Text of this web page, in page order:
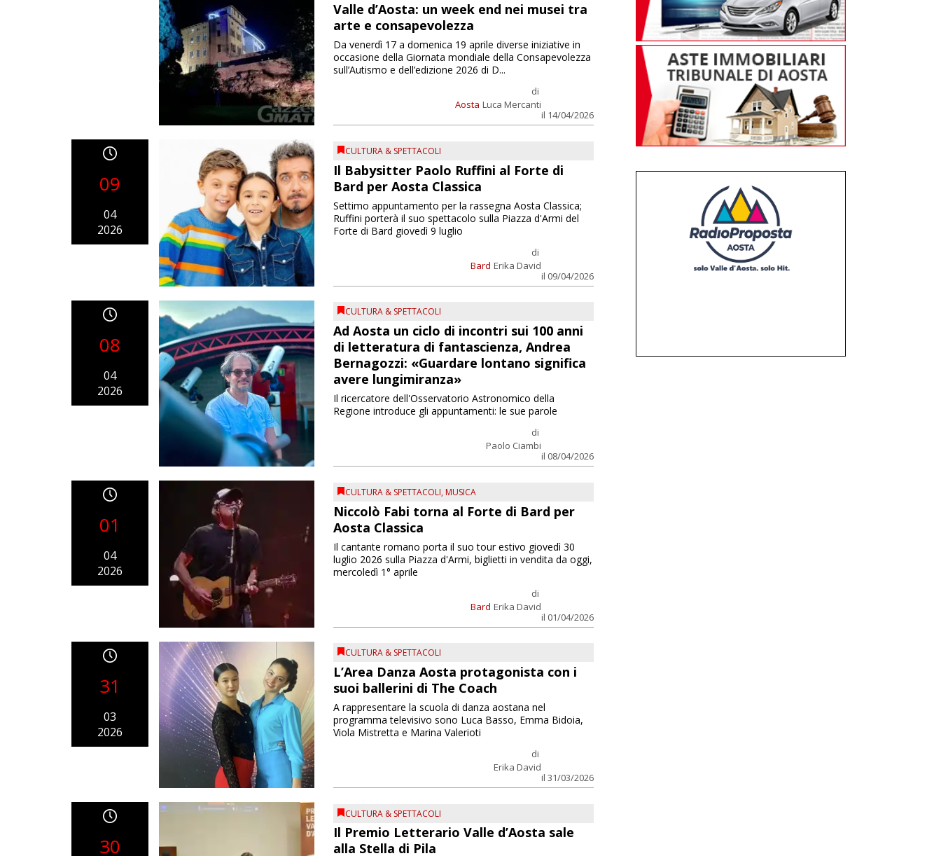
Valle d’Aosta: un week end nei musei tra
arte e consapevolezza
Aosta
di
Luca Mercanti
il 14/04/2026
Da venerdì 17 a domenica 19 aprile diverse iniziative in
occasione della Giornata mondiale della Consapevolezza
sull’Autismo e dell’edizione 2026 di D...
09
04
2026
CULTURA & SPETTACOLI
Il Babysitter Paolo Ruffini al Forte di
Bard per Aosta Classica
Bard
di
Erika David
il 09/04/2026
Settimo appuntamento per la rassegna Aosta Classica;
Ruffini porterà il suo spettacolo sulla Piazza d'Armi del
Forte di Bard giovedì 9 luglio
08
04
2026
CULTURA & SPETTACOLI
Ad Aosta un ciclo di incontri sui 100 anni
di letteratura di fantascienza, Andrea
Bernagozzi: «Guardare lontano significa
avere lungimiranza»
di
Paolo Ciambi
il 08/04/2026
Il ricercatore dell'Osservatorio Astronomico della
Regione introduce gli appuntamenti: le sue parole
01
04
2026
CULTURA & SPETTACOLI, MUSICA
Niccolò Fabi torna al Forte di Bard per
Aosta Classica
Bard
di
Erika David
il 01/04/2026
Il cantante romano porta il suo tour estivo giovedì 30
luglio 2026 sulla Piazza d'Armi, biglietti in vendita da oggi,
mercoledì 1° aprile
31
03
2026
CULTURA & SPETTACOLI
L’Area Danza Aosta protagonista con i
suoi ballerini di The Coach
di
Erika David
il 31/03/2026
A rappresentare la scuola di danza aostana nel
programma televisivo sono Luca Basso, Emma Bidoia,
Viola Mistretta e Marina Valerioti
30
CULTURA & SPETTACOLI
Il Premio Letterario Valle d’Aosta sale
alla Stella di Pila